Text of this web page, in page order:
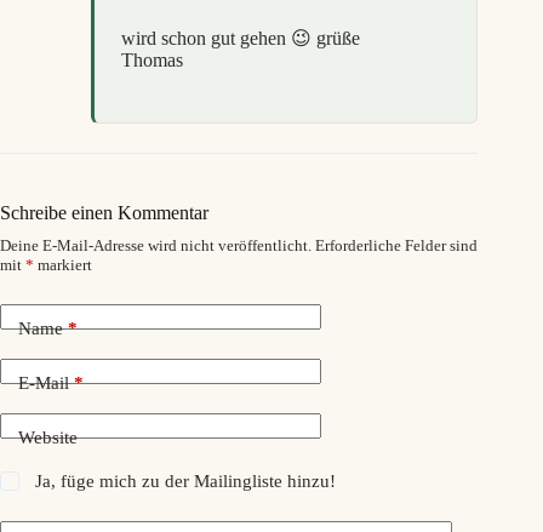
wird schon gut gehen 😉 grüße
Thomas
Schreibe einen Kommentar
Deine E-Mail-Adresse wird nicht veröffentlicht. Erforderliche Felder sind
mit * markiert
Name*
E-Mail*
Website
Ja, füge mich zu der Mailingliste hinzu!